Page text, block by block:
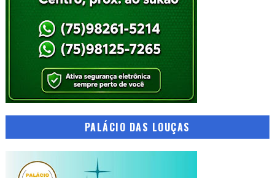
PALÁCIO DAS LOUÇAS